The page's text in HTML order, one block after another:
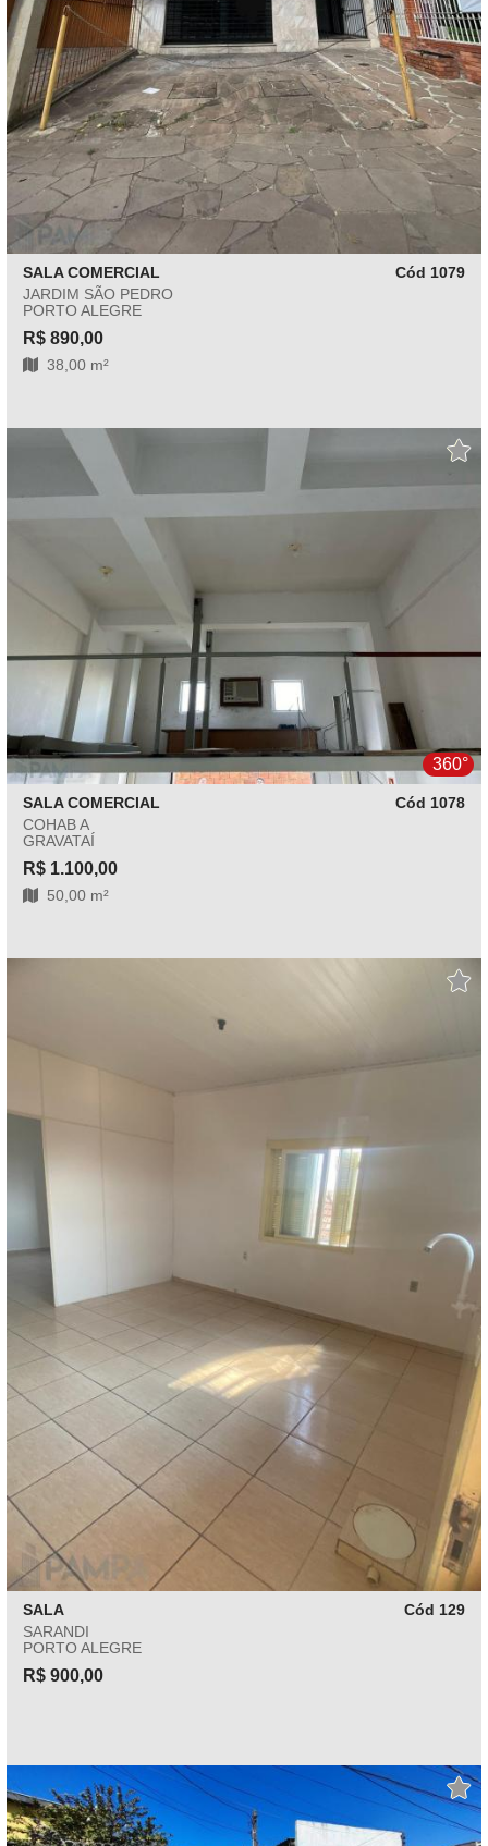
SALA COMERCIAL
Cód 1079
JARDIM SÃO PEDRO
PORTO ALEGRE
R$ 890,00
38,00 m²
360°
SALA COMERCIAL
Cód 1078
COHAB A
GRAVATAÍ
R$ 1.100,00
50,00 m²
SALA
Cód 129
SARANDI
PORTO ALEGRE
R$ 900,00